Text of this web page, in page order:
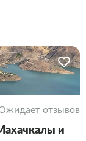
отзывов
и